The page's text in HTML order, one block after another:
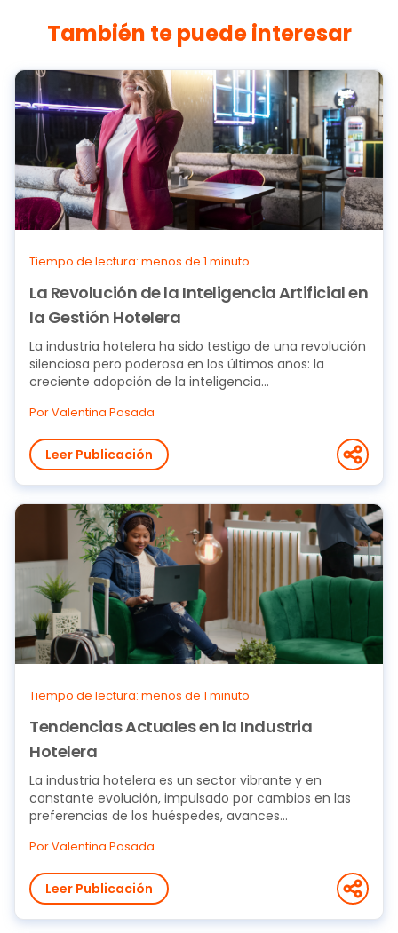
También te puede interesar
Tiempo de lectura: menos de 1 minuto
La Revolución de la Inteligencia Artificial en
la Gestión Hotelera
La industria hotelera ha sido testigo de una revolución
silenciosa pero poderosa en los últimos años: la
creciente adopción de la inteligencia...
Por Valentina Posada
Leer Publicación
Tiempo de lectura: menos de 1 minuto
Tendencias Actuales en la Industria
Hotelera
La industria hotelera es un sector vibrante y en
constante evolución, impulsado por cambios en las
preferencias de los huéspedes, avances...
Por Valentina Posada
Leer Publicación